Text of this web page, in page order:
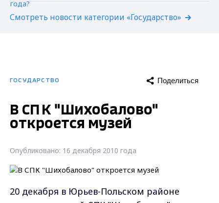
Смотреть новости категории «Государство»
ГОСУДАРСТВО Поделиться
В СПК "Шихобалово"
откроется музей
Опубликовано: 16 декабря 2010 года
20 декабря в Юрьев-Польском районе